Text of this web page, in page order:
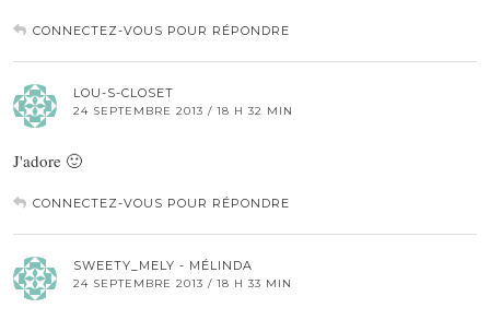
CONNECTEZ-VOUS POUR RÉPONDRE
LOU-S-CLOSET
24 SEPTEMBRE 2013 / 18 H 32 MIN
J'adore 🙂
CONNECTEZ-VOUS POUR RÉPONDRE
SWEETY_MELY - MÉLINDA
24 SEPTEMBRE 2013 / 18 H 33 MIN